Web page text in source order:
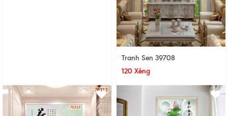
Tranh Sen 39708
120 Xèng